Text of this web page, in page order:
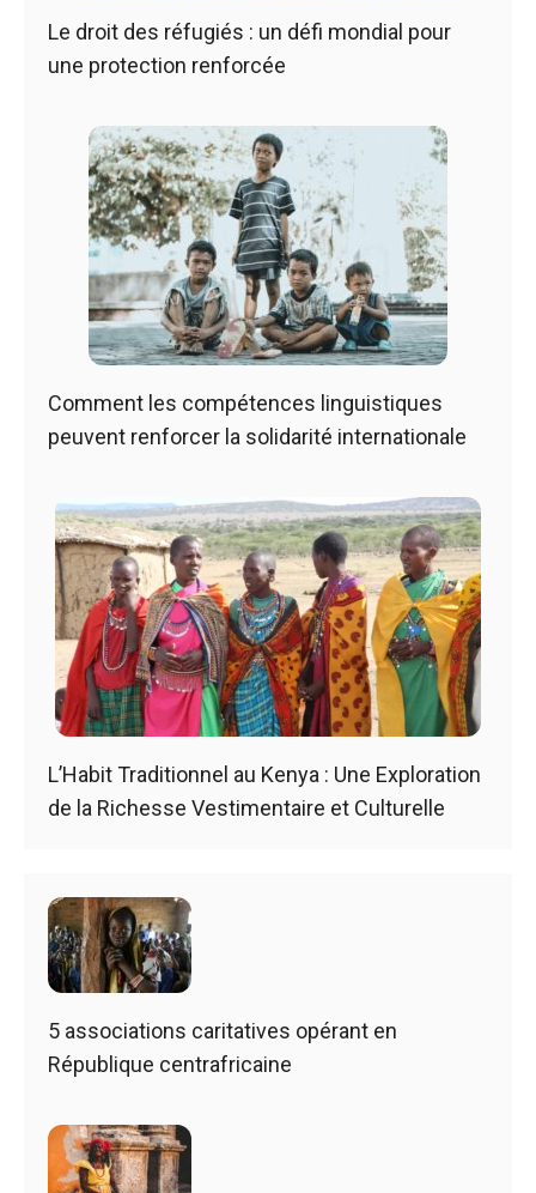
Le droit des réfugiés : un défi mondial pour
une protection renforcée
Comment les compétences linguistiques
peuvent renforcer la solidarité internationale
L’Habit Traditionnel au Kenya : Une Exploration
de la Richesse Vestimentaire et Culturelle
5 associations caritatives opérant en
République centrafricaine